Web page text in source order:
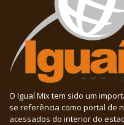
O Iguaí Mix tem sido um
se referência como portal de
acessados do interior do